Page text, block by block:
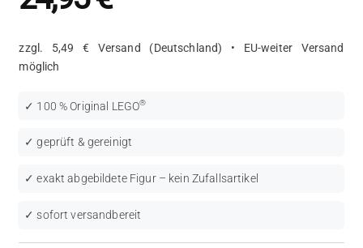
zzgl. 5,49 € Versand (Deutschland) • EU-weiter Versand
möglich
✓ 100 % Original LEGO®
✓ geprüft & gereinigt
✓ exakt abgebildete Figur – kein Zufallsartikel
✓ sofort versandbereit